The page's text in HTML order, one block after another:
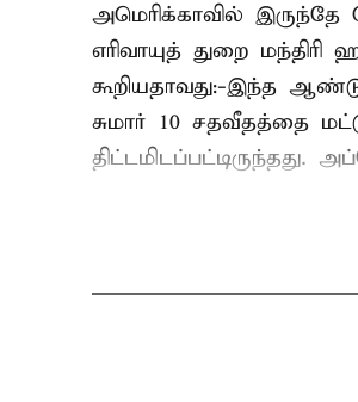
அமெரிக்காவில்
எரிவாயுத் துறை மந்திரி
கூறியதாவது:-இந்த
சுமார் 10 சதவீதத்தை
திட்டமிடப்பட்டிருந்தது.